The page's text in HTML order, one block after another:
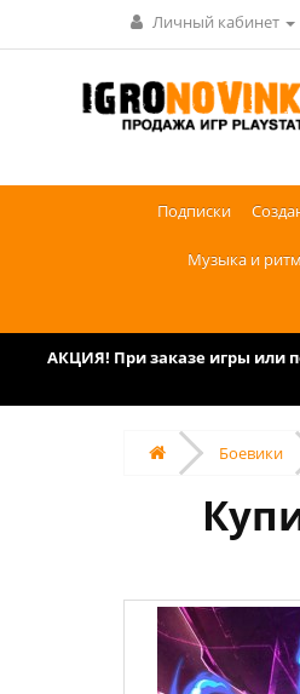
Личный кабинет
Подписки
Музыка и ритм
АКЦИЯ! При заказе игры или
Боевики